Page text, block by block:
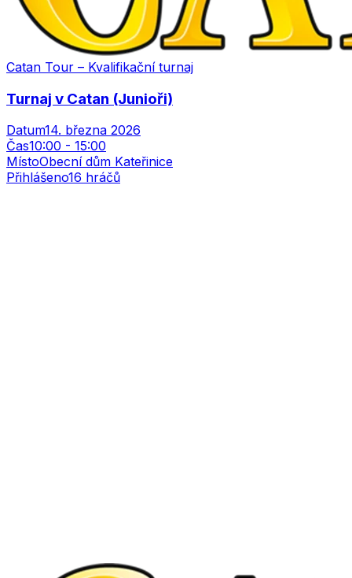
Catan Tour – Kvalifikační turnaj
Turnaj v Catan (Junioři)
Datum14. března 2026
Čas10:00 - 15:00
MístoObecní dům Kateřinice
Přihlášeno16 hráčů